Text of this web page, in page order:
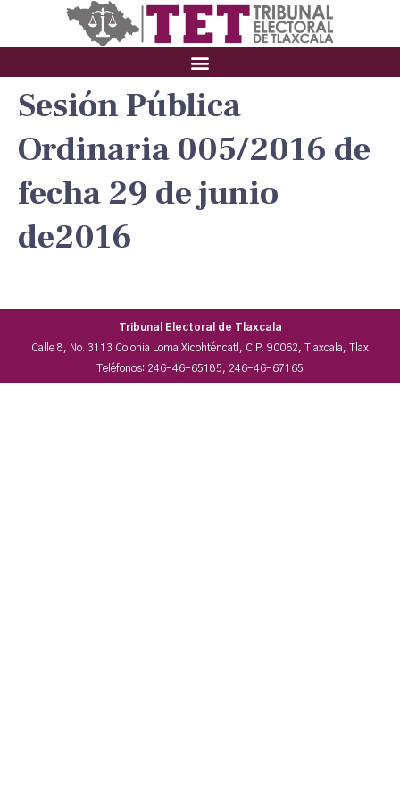
Sesión Pública
Ordinaria 005/2016 de
fecha 29 de junio
de2016
Tribunal Electoral de Tlaxcala
Calle 8, No. 3113 Colonia Loma Xicohténcatl, C.P. 90062, Tlaxcala, Tlax
Teléfonos: 246-46-65185, 246-46-67165